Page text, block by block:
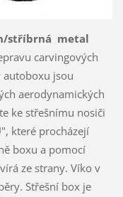
stříbrná metal
carvingových
autoboxu jsou
aerodynamických
ke střešnímu nosiči
které procházejí
boxu a pomocí
ze strany. Víko v
Střešní box je